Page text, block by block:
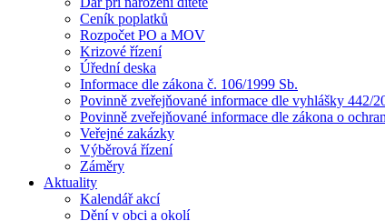
Ceník poplatků
Rozpočet PO a MOV
Krizové řízení
Úřední deska
Informace dle zákona č. 106/1999 Sb.
Povinně zveřejňované informace dle vyhlášky 442/
Povinně zveřejňované informace dle zákona o
Veřejné zakázky
Výběrová řízení
Záměry
Aktuality
Kalendář akcí
Dění v obci a okolí